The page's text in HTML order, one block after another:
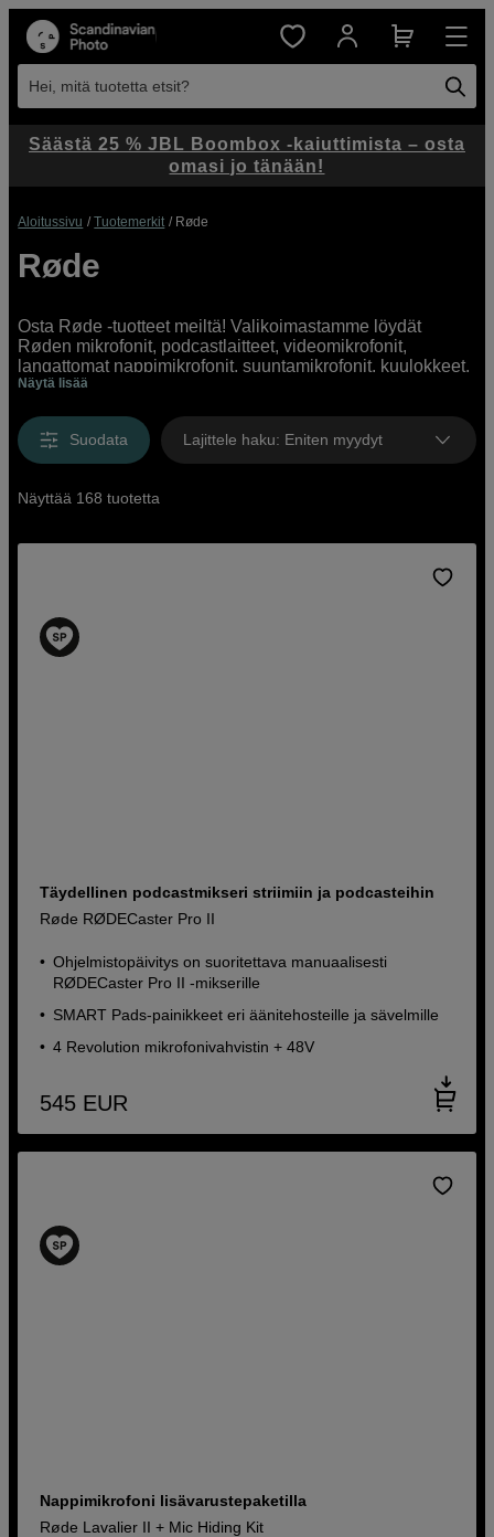
Hei, mitä tuotetta etsit?
Aloitussivu Tuotemerkit Røde
Røde
Osta Røde -tuotteet meiltä! Valikoimastamme löydät
Røden mikrofonit, podcastlaitteet, videomikrofonit,
langattomat nappimikrofonit, suuntamikrofonit, kuulokkeet,
tuulisuojat, langattomat käsimikrofonit ja muut tarvikkeet.
käyttötarkoituksiin kaikissa eri hintaluokissa.
Näytä lisää
Suodata Lajittele haku: Eniten myydyt
Näyttää 168 tuotetta
Täydellinen podcastmikseri striimiin ja podcasteihin
Røde RØDECaster Pro II
Ohjelmistopäivitys on suoritettava manuaalisesti
RØDECaster Pro II -mikserille
SMART Pads-painikkeet eri äänitehosteille ja sävelmille
4 Revolution mikrofonivahvistin + 48V
545 EUR
Nappimikrofoni lisävarustepaketilla
Røde Lavalier II + Mic Hiding Kit
Säästä 25 % JBL Boombox -kaiuttimista – osta
omasi jo tänään!